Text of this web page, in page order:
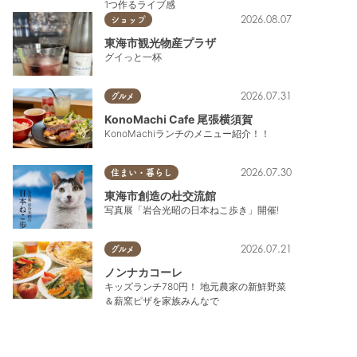
1つ作るライブ感
ショップ 2026.08.07
東海市観光物産プラザ
グイっと一杯
グルメ 2026.07.31
KonoMachi Cafe 尾張横須賀
KonoMachiランチのメニュー紹介！！
住まい・暮らし 2026.07.30
東海市創造の杜交流館
写真展「岩合光昭の日本ねこ歩き」開催!
グルメ 2026.07.21
ノンナカコーレ
キッズランチ780円！ 地元農家の新鮮野菜
＆薪窯ピザを家族みんなで